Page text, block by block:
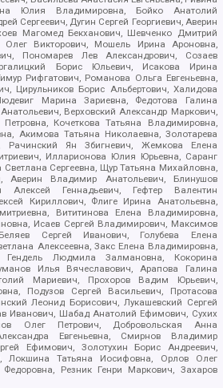
Юлия Владимировна, Бойко Анатолий
Сергеевич, Дугин Сергей Георгиевич, Аверин
Магомед Бекханович, Шевченко Дмитрий
Олег Викторович, Мошель Ирина Ароновна,
Пономарев Лев Александрович, Созаев
Борис Юльевич, Исакова Ирина
Рифгатович, Романова Ольга Евгеньевна,
Цирульников Борис Альбертович, Халидова
Марина Зариевна, Федотова Галина
Верховский Александр Маркович,
Кочеткова Татьяна Владимировна,
Акимова Татьяна Николаевна, Золотарева
Рачинский Ян Збигневич, Жемкова Елена
Илларионова Юлия Юрьевна, Саранг
Сергеевна, Щур Татьяна Михайловна,
Аверин Владимир Анатольевич, Блинушов
Геннадьевич, Гефтер Валентин
Кириллович, Флиге Ирина Анатольевна,
Вититинова Елена Владимировна,
Исаев Сергей Владимирович, Максимов
Сергей Иванович, Голубева Елена
Алексеевна, Закс Елена Владимировна,
Гендель Людмила Залмановна, Кокорина
Илья Вячеславович, Арапова Галина
Мариевич, Прохоров Вадим Юрьевич,
Подузов Сергей Васильевич, Протасова
Леонид Борисович, Лукашевский Сергей
Иванович, Шабад Анатолий Ефимович, Сухих
Олег Петрович, Добровольская Анна
Евгеньевна, Смирнов Владимир
Ефимович, Золотухин Борис Андреевич,
Локшина Татьяна Иосифовна, Орлов Олег
Резник Генри Маркович, Захаров